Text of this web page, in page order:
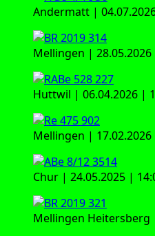
Andermatt |
Mellingen |
Huttwil | 06.04.2026 |
Mellingen |
Chur | 24.05.2025 |
Mellingen Heitersberg